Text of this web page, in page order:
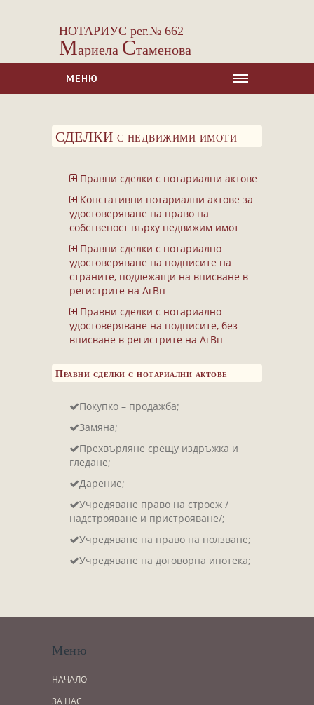
НОТАРИУС рег.№ 662
Мариела Стаменова
МЕНЮ
ЗА НАС
Сделки с недвижими имоти
Сделки с МПС
Ипотеки
Удостоверявания
Нотариални покани
Констативни протоколи
Завещания
Изготвяне на документи
БЛАНКИ
ТАКСИ
ПОЛЕЗНА ИНФОРМАЦИЯ
КОНТАКТИ
СДЕЛКИ с недвижими имоти
Правни сделки с нотариални актове
Констативни нотариални актове за
удостоверяване на право на
собственост върху недвижим имот
Правни сделки с нотариално
удостоверяване на подписите на
страните, подлежащи на вписване в
регистрите на АгВп
Правни сделки с нотариално
удостоверяване на подписите, без
вписване в регистрите на АгВп
Правни сделки с нотариални актове
Покупко – продажба;
Замяна;
Прехвърляне срещу издръжка и
гледане;
Дарение;
Учредяване право на строеж /
надстрояване и пристрояване/;
Учредяване на право на ползване;
Учредяване на договорна ипотека;
Меню
НАЧАЛО
ЗА НАС